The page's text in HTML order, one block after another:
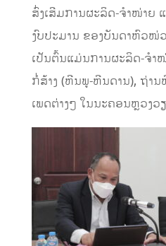
ສົ່ງເສີມການຜະລິດ-ຈຳໜ່າຍ
ງົບປະມານ ຂອງບັນດາຫົວໜ່
ເປັນຕົ້ນແມ່ນການຜະລິດ-ຈຳ
ກໍ່ສ້າງ (ຫີນພູ-ຫີນດານ), ຖ່າ
ເພດຕ່າງໆ ໃນນະຄອນຫຼວງວ